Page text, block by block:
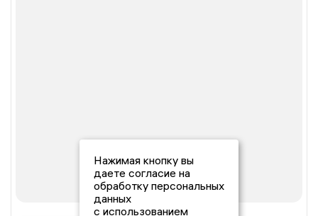
Нажимая кнопку вы
даете согласие на
обработку персональных
данных
с использованием